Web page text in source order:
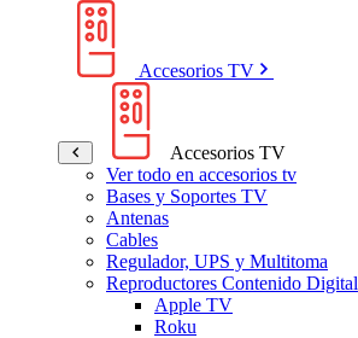
Accesorios TV
Accesorios TV
Ver todo en accesorios tv
Bases y Soportes TV
Antenas
Cables
Regulador, UPS y Multitoma
Reproductores Contenido Digital
Apple TV
Roku